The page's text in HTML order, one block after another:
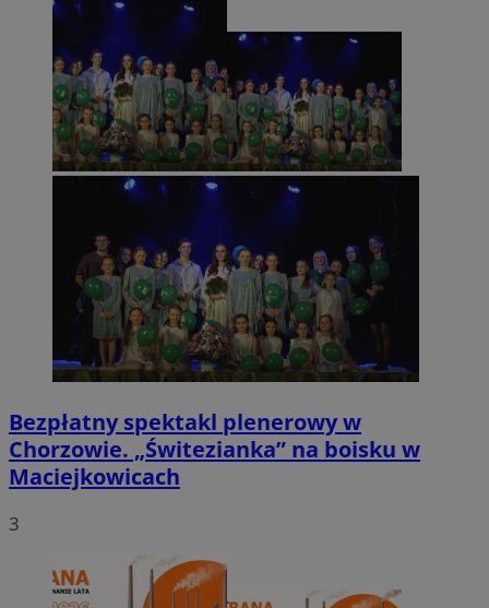
Bezpłatny spektakl plenerowy w
Chorzowie. „Świtezianka” na boisku w
Maciejkowicach
3